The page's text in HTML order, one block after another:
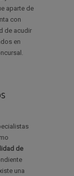
aparte de
con
de acudir
en
de
una